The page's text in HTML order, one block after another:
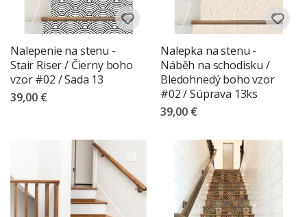
Nalepenie na stenu -
Stair Riser / Čierny boho
vzor #02 / Sada 13
39,00 €
Nalepka na stenu -
Náběh na schodisku /
Bledohnedý boho vzor
#02 / Súprava 13ks
39,00 €